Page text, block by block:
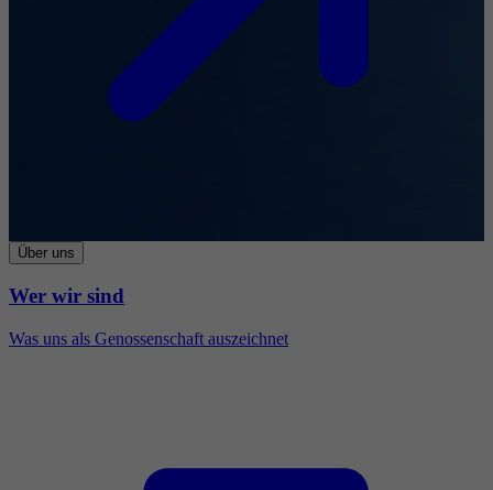
Über uns
Wer wir sind
Was uns als Genossenschaft auszeichnet